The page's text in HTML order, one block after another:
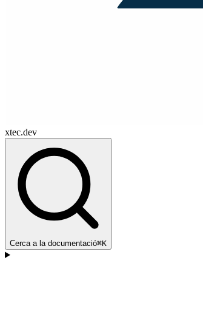
xtec.dev
Cerca a la documentació⌘K